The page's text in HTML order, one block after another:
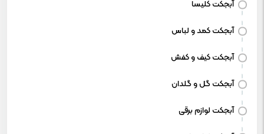
آبجکت کلیسا
آبجکت کمد و لباس
آبجکت کیف و کفش
آبجکت گل و گلدان
آبجکت لوازم برقی